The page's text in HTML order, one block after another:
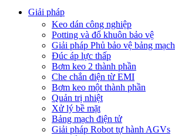
Giải pháp
Keo dán công nghiệp
Potting và đổ khuôn bảo vệ
Giải pháp Phủ bảo vệ bảng mạch
Đúc áp lực thấp
Bơm keo 2 thành phần
Che chắn điện từ EMI
Bơm keo một thành phần
Quản trị nhiệt
Xử lý bề mặt
Bảng mạch điện tử
Giải pháp Robot tự hành AGVs